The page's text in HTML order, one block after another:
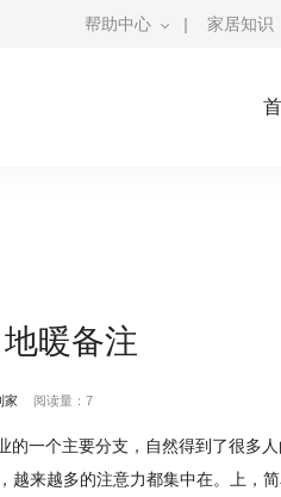
帮助中心 | 家居知识
暖备注
家 阅读量：7
一个主要分支，自然得到了很多
来越多的注意力都集中在。上，简